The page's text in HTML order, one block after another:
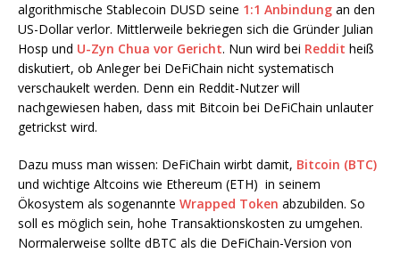
algorithmische Stablecoin DUSD seine 1:1 Anbindung an den
US-Dollar verlor. Mittlerweile bekriegen sich die Gründer Julian
Hosp und U-Zyn Chua vor Gericht. Nun wird bei Reddit heiß
diskutiert, ob Anleger bei DeFiChain nicht systematisch
verschaukelt werden. Denn ein Reddit-Nutzer will
nachgewiesen haben, dass mit Bitcoin bei DeFiChain unlauter
getrickst wird.
Dazu muss man wissen: DeFiChain wirbt damit, Bitcoin (BTC)
und wichtige Altcoins wie Ethereum (ETH) in seinem
Ökosystem als sogenannte Wrapped Token abzubilden. So
soll es möglich sein, hohe Transaktionskosten zu umgehen.
Normalerweise sollte dBTC als die DeFiChain-Version von